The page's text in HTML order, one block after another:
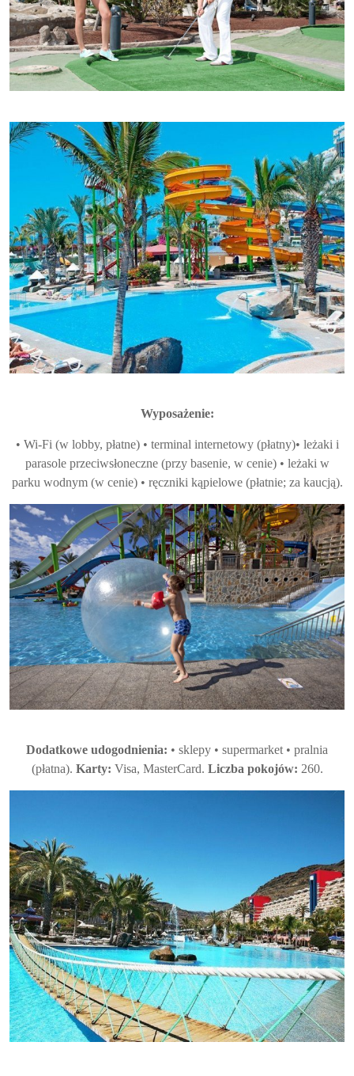
Wyposażenie:
• Wi-Fi (w lobby, płatne) • terminal internetowy (płatny)• leżaki i
parasole przeciwsłoneczne (przy basenie, w cenie) • leżaki w
parku wodnym (w cenie) • ręczniki kąpielowe (płatnie; za kaucją).
Dodatkowe udogodnienia: • sklepy • supermarket • pralnia
(płatna). Karty: Visa, MasterCard. Liczba pokojów: 260.